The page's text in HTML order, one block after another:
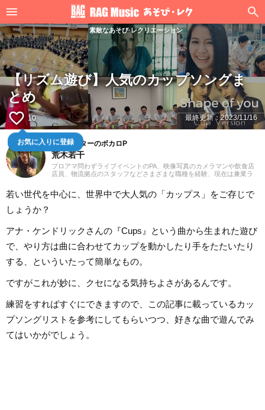
素敵なあそび·レクリエーション
【リズム遊び】人気のカップソングま
とめ
favorite_border 10
お気に入りに登録
最終更新：2023/11/16
音楽ライターのボカロP
荒木若干
プロアマ問わずライブイベントのPA、映像写真のカメラマンや飲食店
店員、物流拠点のスタッフなどさまざまな職種を経験、現在は兼業ラ
での作品紹介記事や、1st PLACE株式会社様の「IA SUPER BEST」特
典ライナーノーツの執筆等に携わらせていただきました。音楽経験と
若い世代を中心に、世界中で大人気の「カップス」をご存じで
しょうか？
アナ・ケンドリックさんの『Cups』という曲から生まれた遊び
で、やり方は曲に合わせてカップを動かしたり手をたたいたり
する、といういたって簡単なもの。
ですがこれが妙に、クセになる気持ちよさがあるんです。
練習をすればすぐにできますので、この記事に載っているカッ
プソングリストを参考にしてもらいつつ、好きな曲で遊んでみ
てはいかがでしょう。